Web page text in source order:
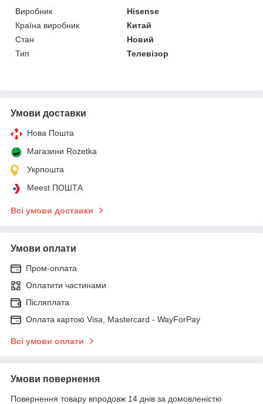
Виробник
Hisense
Країна виробник
Китай
Стан
Новий
Тип
Телевізор
Умови доставки
Нова Пошта
Магазини Rozetka
Укрпошта
Meest ПОШТА
Всі умови доставки
Умови оплати
Пром-оплата
Оплатити частинами
Післяплата
Оплата картою Visa, Mastercard - WayForPay
Всі умови оплати
Умови повернення
Повернення товару впродовж 14 днів за домовленістю